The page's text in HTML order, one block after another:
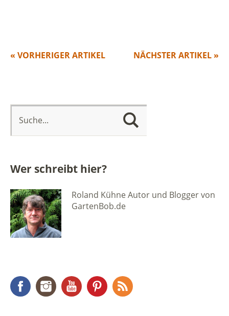
NÄCHSTER ARTIKEL »
« VORHERIGER ARTIKEL
Wer schreibt hier?
Roland Kühne Autor und Blogger von
GartenBob.de
FacebookInstagramYouTubePinterest